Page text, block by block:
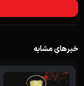
خبرهای مشابه